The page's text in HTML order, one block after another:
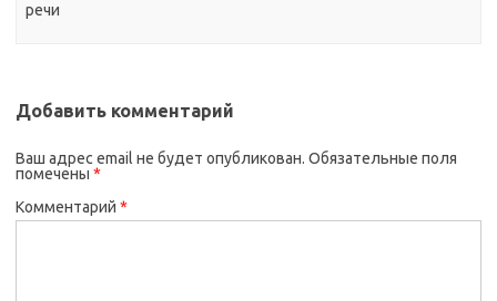
речи
Добавить комментарий
Ваш адрес email не будет опубликован. Обязательные поля
помечены *
Комментарий *